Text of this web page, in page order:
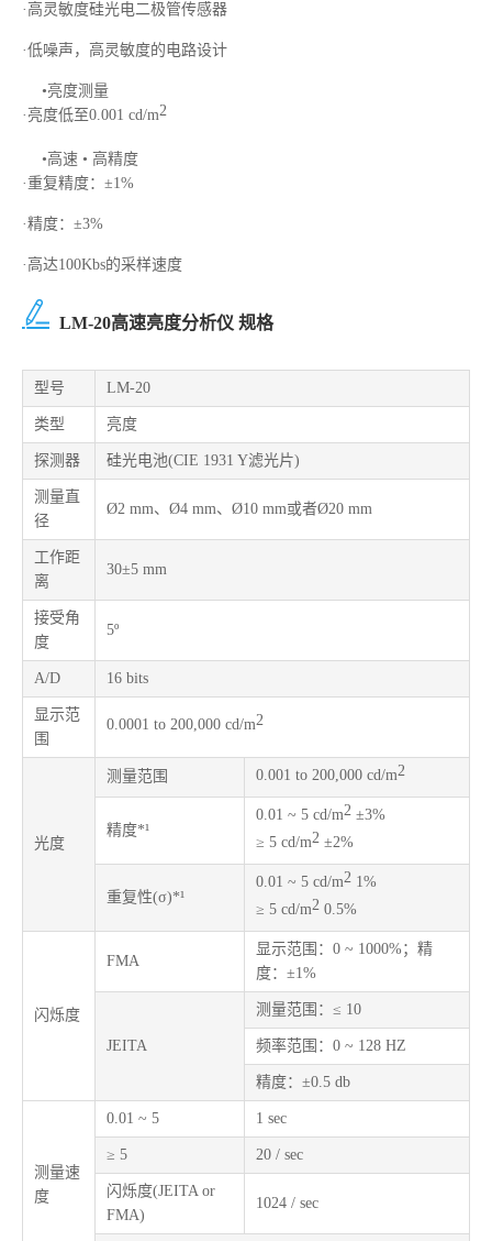
·高灵敏度硅光电二极管传感器
·低噪声，高灵敏度的电路设计
•亮度测量
·亮度低至0.001 cd/m2
•高速 • 高精度
·重复精度：±1%
·精度：±3%
·高达100Kbs的采样速度
LM-20高速亮度分析仪 规格
型号 LM-20
类型 亮度
探测器 硅光电池(CIE 1931 Y滤光片)
测量直
径
Ø2 mm、Ø4 mm、Ø10 mm或者Ø20 mm
工作距
离
30±5 mm
接受角
度
5º
A/D 16 bits
显示范
围
0.0001 to 200,000 cd/m2
光度
测量范围 0.001 to 200,000 cd/m2
精度*¹
0.01 ~ 5 cd/m2 ±3%
≥ 5 cd/m2 ±2%
重复性(σ)*¹
0.01 ~ 5 cd/m2 1%
≥ 5 cd/m2 0.5%
闪烁度
FMA
显示范围：0 ~ 1000%；精
度：±1%
JEITA
测量范围：≤ 10
频率范围：0 ~ 128 HZ
精度：±0.5 db
测量速
度
0.01 ~ 5 1 sec
≥ 5 20 / sec
闪烁度(JEITA or
FMA)
1024 / sec